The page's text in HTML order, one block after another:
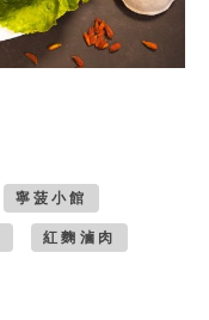
寧菠小館
紅麴滷肉